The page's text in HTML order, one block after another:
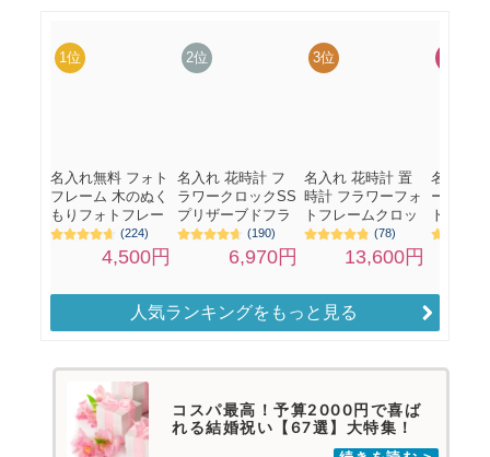
人気ランキングをもっと見る
コスパ最高！予算2000円で喜ば
れる結婚祝い【67選】大特集！